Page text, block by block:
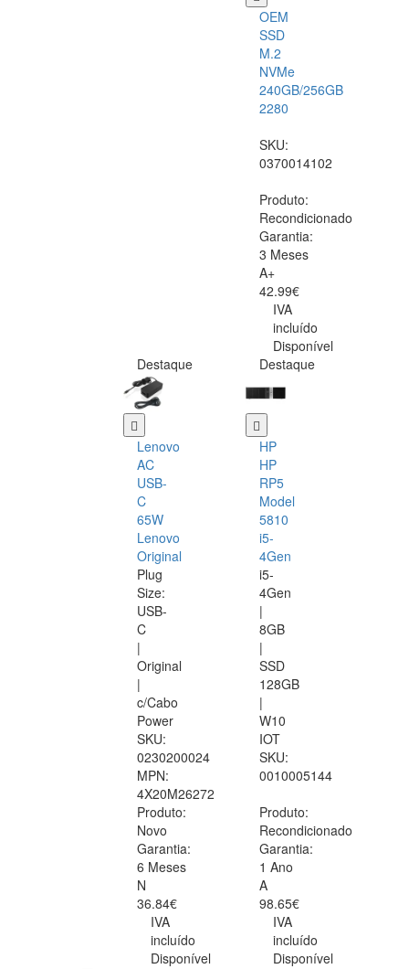
OEM
SSD
M.2
NVMe
240GB/256GB
2280
SKU:
0370014102
Produto:
Recondicionado
Garantia:
3 Meses
A+
42.99€
IVA
incluído
Disponível
Destaque
Lenovo
AC
USB-
C
65W
Lenovo
Original
Plug
Size:
USB-
C
|
Original
|
c/Cabo
Power
SKU:
0230200024
MPN:
4X20M26272
Produto:
Novo
Garantia:
6 Meses
N
36.84€
IVA
incluído
Disponível
Destaque
HP
HP
RP5
Model
5810
i5-
4Gen
i5-
4Gen
|
8GB
|
SSD
128GB
|
W10
IOT
SKU:
0010005144
Produto:
Recondicionado
Garantia:
1 Ano
A
98.65€
IVA
incluído
Disponível